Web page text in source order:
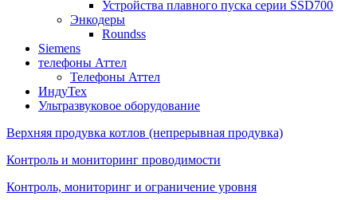
Устройства плавного пуска серии SSD700
Энкодеры
Roundss
Siemens
телефоны Аттел
Телефоны Аттел
ИндуТех
Ультразвуковое оборудование
Верхняя продувка котлов (непрерывная продувка)
Контроль и мониторинг проводимости
Контроль, мониторинг и ограничение уровня